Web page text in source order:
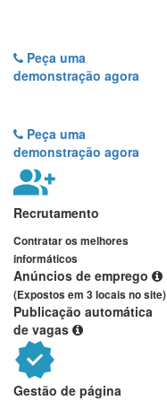
Peça uma
demonstração agora
Peça uma
demonstração agora
Recrutamento
Contratar os melhores
informáticos
Anúncios de emprego
(Expostos em 3 locais no site)
Publicação automática
de vagas
Gestão de página